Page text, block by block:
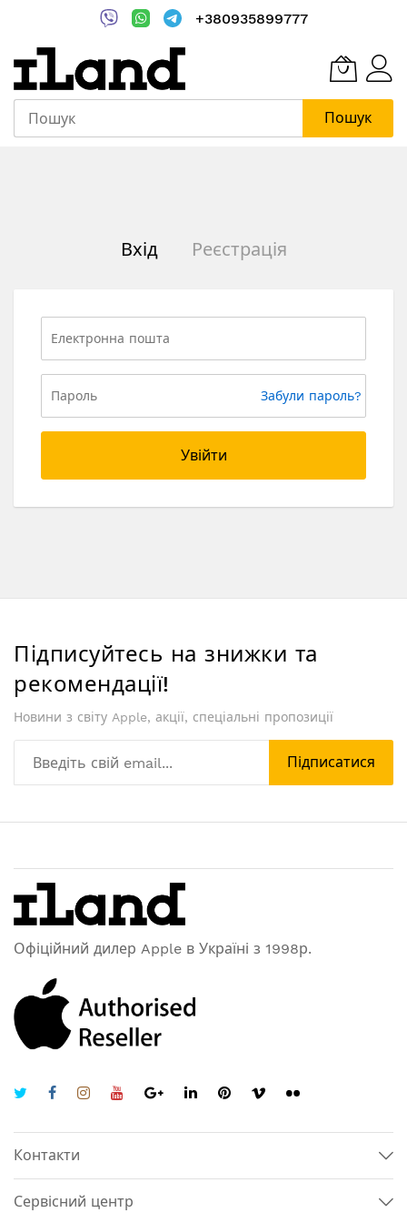
+380935899777
Пошук
Вхід Реєстрація
Забули пароль?
Увійти
Підписуйтесь на знижки та
рекомендації!
Новини з світу Apple, акції, спеціальні пропозиції
Підписатися
Офіційний дилер Apple в Україні з 1998р.
Контакти
Сервісний центр